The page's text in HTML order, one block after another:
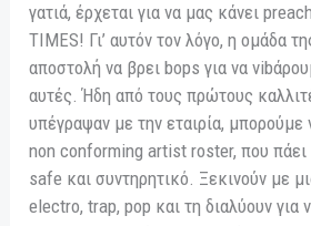
γατιά, έρχεται για να μας κάνει
TIMES! Γι’ αυτόν τον λόγο, η ομάδα
αποστολή να βρει bops για να
αυτές. Ήδη από τους πρώτους
υπέγραψαν με την εταιρία, μπορούμε
non conforming artist roster, που πάει
safe και συντηρητικό. Ξεκινούν με
electro, trap, pop και τη διαλύουν για